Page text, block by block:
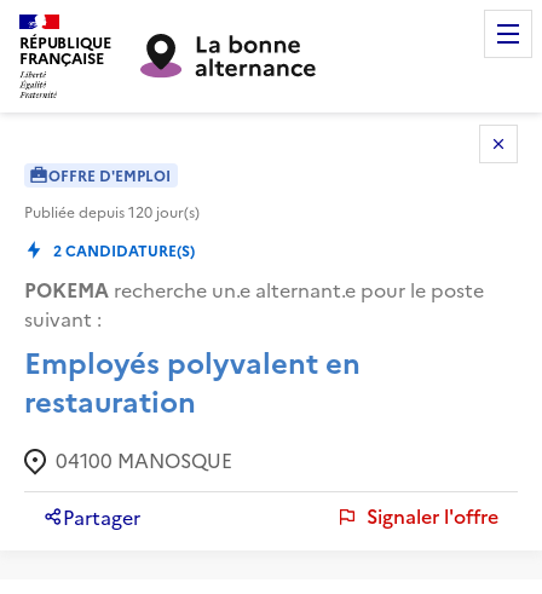
RÉPUBLIQUE
FRANÇAISE
OFFRE D'EMPLOI
Publiée depuis120 jour(s)
2CANDIDATURE(S)
POKEMA recherche un.e alternant.e pour le poste
suivant :
Employés polyvalent en
restauration
04100 MANOSQUE
Partager Signaler l'offre